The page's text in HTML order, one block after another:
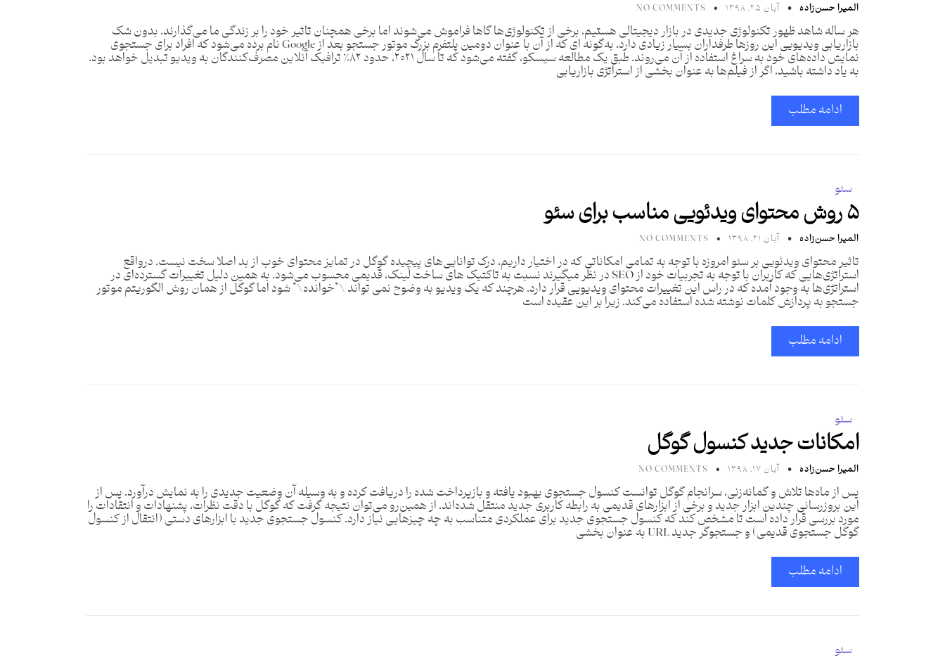
المیرا حسن‌زاده آبان ۲۵, ۱۳۹۸ NO COMMENTS
هر ساله شاهد ظهور تکنولوژی جدیدی در بازار دیجیتالی هستیم، برخی از تکنولوژی‌ها گاها فراموش می‌شوند اما برخی همچنان تاثیر خود را بر زندگی ما می‌گذارند. بدون شک
بازاریابی ویدیویی این روزها طرفداران بسیار زیادی دارد، به‌گونه ای که از آن با عنوان دومین پلتفرم بزرگ موتور جستجو بعد از Google نام برده می‌شود که افراد برای جستجوی
نمایش داده‌های خود به سراغ استفاده از آن می‌روند. طبق یک مطالعه سیسکو، گفته می‌شود که تا سال ۲۰۲۱، حدود ۸۲٪ ترافیک آنلاین مصرف‌کنندگان به ویدیو تبدیل خواهد بود.
به یاد داشته باشید، اگر از فیلم‌ها به عنوان بخشی از استراتژی بازاریابی
ادامه مطلب
سئو
۵ روش محتوای ویدئویی مناسب برای سئو
المیرا حسن‌زاده آبان ۲۱, ۱۳۹۸ NO COMMENTS
تاثیر محتوای ویدئویی بر سئو امروزه با توجه به تمامی امکاناتی که در اختیار داریم، درک توانایی‌های پیچیده گوگل در تمایز محتوای خوب از بد اصلا سخت نیست. درواقع
استراتژی‌هایی که کاربران با توجه به تجربیات خود از SEO در نظر میگیرند نسبت به تاکتیک های ساخت لینک، قدیمی محسوب می‌شود. به همین دلیل تغییرات گسترده‌ای در
استراتژی‌ها به وجود آمده که در راس این تغییرات محتوای ویدیویی قرار دارد. هرچند که یک ویدیو به وضوح نمی تواند \”خوانده\” شود اما گوگل از همان روش الگوریتم موتور
جستجو به پردازش کلمات نوشته شده استفاده می‌کند. زیرا بر این عقیده است
ادامه مطلب
سئو
امکانات جدید کنسول گوگل
المیرا حسن‌زاده آبان ۱۷, ۱۳۹۸ NO COMMENTS
پس از ماه‌ها تلاش و گمانه‌زنی، سرانجام گوگل توانست کنسول جستجوی بهبود یافته و بازپرداخت شده را دریافت کرده و به وسیله آن وضعیت جدیدی را به نمایش درآورد. پس از
این بروزرسانی چندین ابزار جدید و برخی از ابزارهای قدیمی به رابطه کاربری جدید منتقل شده‌اند. از همین‌رو می‌توان نتیجه گرفت که گوگل با دقت نظرات، پشنهادات و انتقادات را
مورد بررسی قرار داده است تا مشخص کند که کنسول جستجوی جدید برای عملکردی متناسب به چه چیزهایی نیاز دارد. کنسول جستجوی جدید با ابزارهای دستی (انتقال از کنسول
گوگل جستجوی قدیمی) و جستجوگر جدید URL به عنوان بخشی
ادامه مطلب
سئو